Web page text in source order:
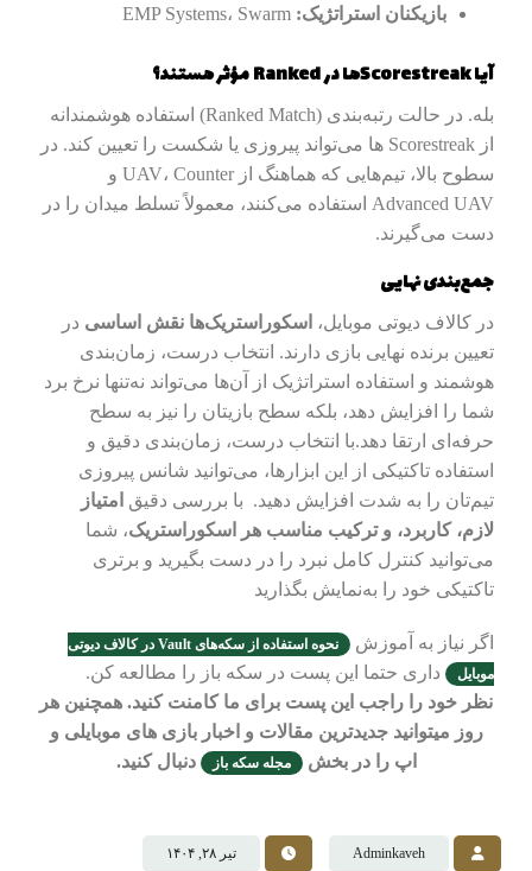
بازیکنان استراتژیک: EMP Systems، Swarm
آیا Scorestreakها در Ranked مؤثر هستند؟
بله. در حالت رتبه‌بندی (Ranked Match) استفاده هوشمندانه
از Scorestreak ها می‌تواند پیروزی یا شکست را تعیین کند. در
سطوح بالا، تیم‌هایی که هماهنگ از UAV، Counter و
Advanced UAV استفاده می‌کنند، معمولاً تسلط میدان را در
دست می‌گیرند.
جمع‌بندی نهایی
در کالاف دیوتی موبایل، اسکوراستریک‌ها نقش اساسی در
تعیین برنده نهایی بازی دارند. انتخاب درست، زمان‌بندی
هوشمند و استفاده استراتژیک از آن‌ها می‌تواند نه‌تنها نرخ برد
شما را افزایش دهد، بلکه سطح بازیتان را نیز به سطح
حرفه‌ای ارتقا دهد.با انتخاب درست، زمان‌بندی دقیق و
استفاده تاکتیکی از این ابزارها، می‌توانید شانس پیروزی
تیم‌تان را به شدت افزایش دهید. با بررسی دقیق امتیاز
لازم، کاربرد، و ترکیب مناسب هر اسکوراستریک، شما
می‌توانید کنترل کامل نبرد را در دست بگیرید و برتری
تاکتیکی خود را به‌نمایش بگذارید
اگر نیاز به آموزش
نحوه استفاده از سکه‌های Vault در کالاف دیوتی
موبایل
داری حتما این پست در سکه باز را مطالعه کن.
نظر خود را راجب این پست برای ما کامنت کنید. همچنین هر
روز میتوانید جدیدترین مقالات و اخبار بازی های موبایلی و
اپ را در بخش
مجله سکه باز دنبال کنید.
Adminkaveh تیر ۲۸, ۱۴۰۴